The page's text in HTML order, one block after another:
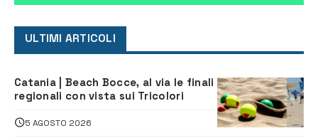
ULTIMI ARTICOLI
Catania | Beach Bocce, al via le finali
regionali con vista sui Tricolori
5 AGOSTO 2026